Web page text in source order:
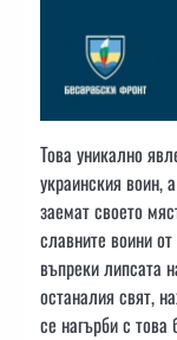
Това уникално
украинския воин,
заемат своето
славните воини
въпреки липсата
останалия свят,
се нагърби с